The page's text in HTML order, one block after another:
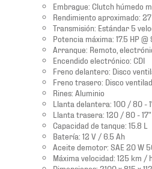
Embrague: Clutch húmedo
Rendimiento aproximado: 27
Transmisión: Estándar 5
Potencia máxima: 17.5 HP @
Arranque: Remoto,
Encendido electrónico: CDI
Freno delantero: Disco
Freno trasero: Disco
Rines: Aluminio
Llanta delantera: 100 / 80 -
Llanta trasera: 120 / 80 - 17"
Capacidad de tanque: 15.8 L
Batería: 12 V / 6.5 Ah
Aceite demotor: SAE 20 W
Máxima velocidad: 125 km /